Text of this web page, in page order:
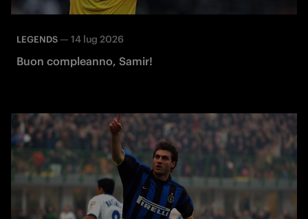
LEGENDS — 14 lug 2026
Buon compleanno, Samir!